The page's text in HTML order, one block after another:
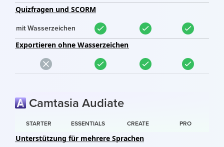
Quizfragen und SCORM
mit Wasserzeichen
Exportieren ohne Wasserzeichen
Camtasia Audiate
STARTER ESSENTIALS CREATE PRO
Unterstützung für mehrere Sprachen